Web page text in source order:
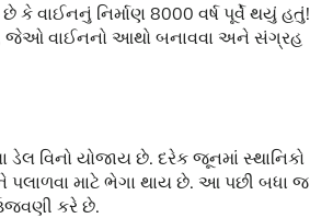
કે વાઈનનું નિર્માણ 8000 વર્ષ પૂર્વે થયું હતું!
છે, જેઓ વાઈનનો આથો બનાવવા અને સંગ્રહ
ડેલ વિનો યોજાય છે. દરેક જૂનમાં સ્થાનિકો
માટે ભેગા થાય છે. આ પછી બધા જ
કરે છે.